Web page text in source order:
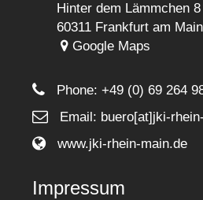
Hinter dem Lämmchen 8
60311 Frankfurt am Main
Google Maps
Phone:+49 (0) 69 264
Email: buero[at]jki-
www.jki-rhein-main.de
Impressum